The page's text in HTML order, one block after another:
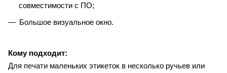
совместимости с ПО;
Большое визуальное окно.
Кому подходит:
Для печати маленьких этикеток в несколько ручьев или